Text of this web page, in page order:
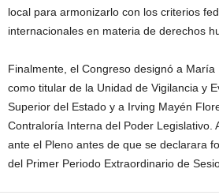
local para armonizarlo con los criterios
internacionales en materia de derechos
Finalmente, el Congreso designó a María
como titular de la Unidad de Vigilancia y
Superior del Estado y a Irving Mayén
Contraloría Interna del Poder Legislativo.
ante el Pleno antes de que se declarara
del Primer Periodo Extraordinario de